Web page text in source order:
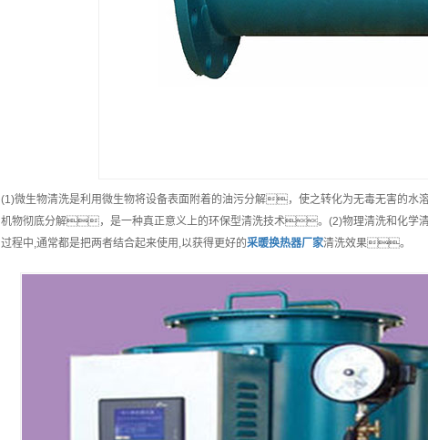
(1)微生物清洗是利用微生物将设备表面附着的油污分解，使之转化为无毒无害的
机物彻底分解，是一种真正意义上的环保型清洗技术。(2)物理清洗和化学
过程中,通常都是把两者结合起来使用,以获得更好的采暖换热器厂家清洗效果。